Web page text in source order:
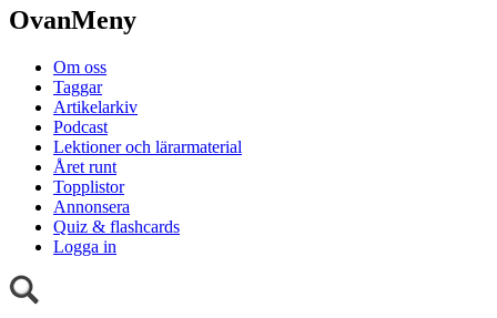
OvanMeny
Om oss
Taggar
Artikelarkiv
Podcast
Lektioner och lärarmaterial
Året runt
Topplistor
Annonsera
Quiz & flashcards
Logga in